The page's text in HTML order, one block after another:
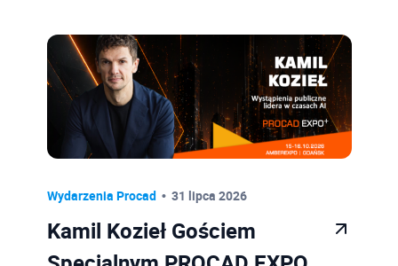
Wydarzenia Procad 31 lipca 2026
Kamil Kozieł Gościem